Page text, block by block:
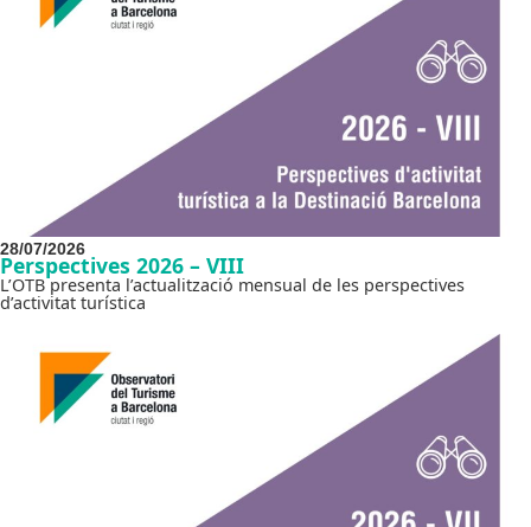
28/07/2026
Perspectives 2026 – VIII
L’OTB presenta l’actualització mensual de les perspectives
d’activitat turística